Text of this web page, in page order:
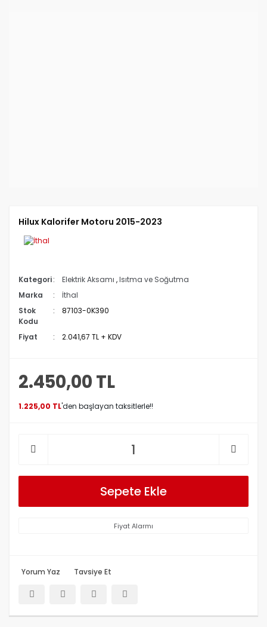
Hilux Kalorifer Motoru 2015-2023
Kategori Elektrik Aksamı ,Isıtma ve Soğutma
Marka
İthal
Stok
Kodu
87103-0K390
Fiyat 2.041,67 TL + KDV
2.450,00 TL
1.225,00 TL'den başlayan taksitlerle!!
Sepete Ekle
Fiyat Alarmı
Yorum Yaz Tavsiye Et